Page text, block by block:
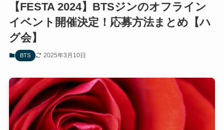
【FESTA 2024】BTSジンのオフライン
イベント開催決定！応募方法まとめ【ハ
グ会】
BTS 2025年3月10日